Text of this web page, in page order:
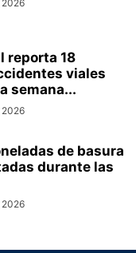
2026
reporta 18
viales
semana...
2026
de basura
durante las
2026